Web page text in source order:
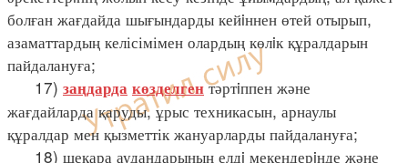
болған жағдайда шығындарды кейiннен өтей отырып,
азаматтардың келісімімен олардың көлiк құралдарын
пайдалануға;
17) заңдарда көзделгентәртiппен және
жағдайларда қаруды, ұрыс техникасын, арнаулы
құралдар мен қызметтік жануарларды пайдалануға;
18) шекара аудандарының елдi мекендерiнде және